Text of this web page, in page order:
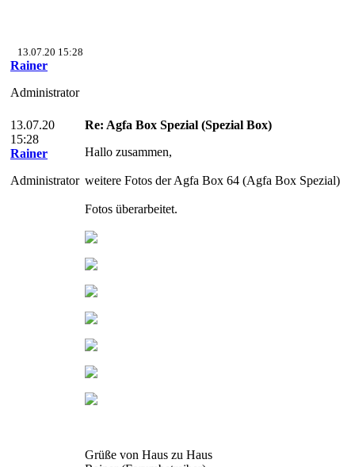
13.07.20 15:28
Rainer
Administrator
13.07.20
15:28
Rainer
Administrator
Re: Agfa Box Spezial (Spezial Box)
Hallo zusammen,
weitere Fotos der Agfa Box 64 (Agfa Box Spezial)
Fotos überarbeitet.
Grüße von Haus zu Haus